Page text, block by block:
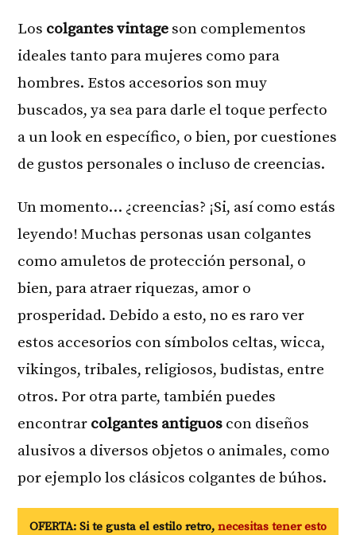
Los colgantes vintage son complementos
ideales tanto para mujeres como para
hombres. Estos accesorios son muy
buscados, ya sea para darle el toque perfecto
a un look en específico, o bien, por cuestiones
de gustos personales o incluso de creencias.
Un momento… ¿creencias? ¡Si, así como estás
leyendo! Muchas personas usan colgantes
como amuletos de protección personal, o
bien, para atraer riquezas, amor o
prosperidad. Debido a esto, no es raro ver
estos accesorios con símbolos celtas, wicca,
vikingos, tribales, religiosos, budistas, entre
otros. Por otra parte, también puedes
encontrar colgantes antiguos con diseños
alusivos a diversos objetos o animales, como
por ejemplo los clásicos colgantes de búhos.
OFERTA: Si te gusta el estilo retro, necesitas tener esto